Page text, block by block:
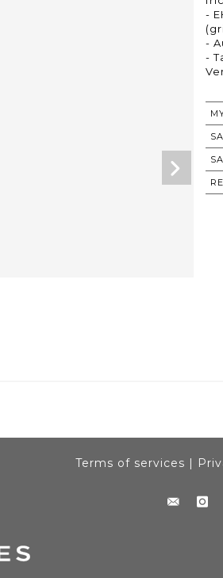
-
-
-
Terms of services |